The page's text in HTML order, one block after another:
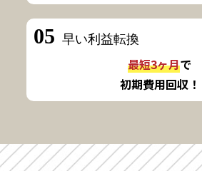
05 早い利益転換
最短3ヶ月で
初期費用回収！